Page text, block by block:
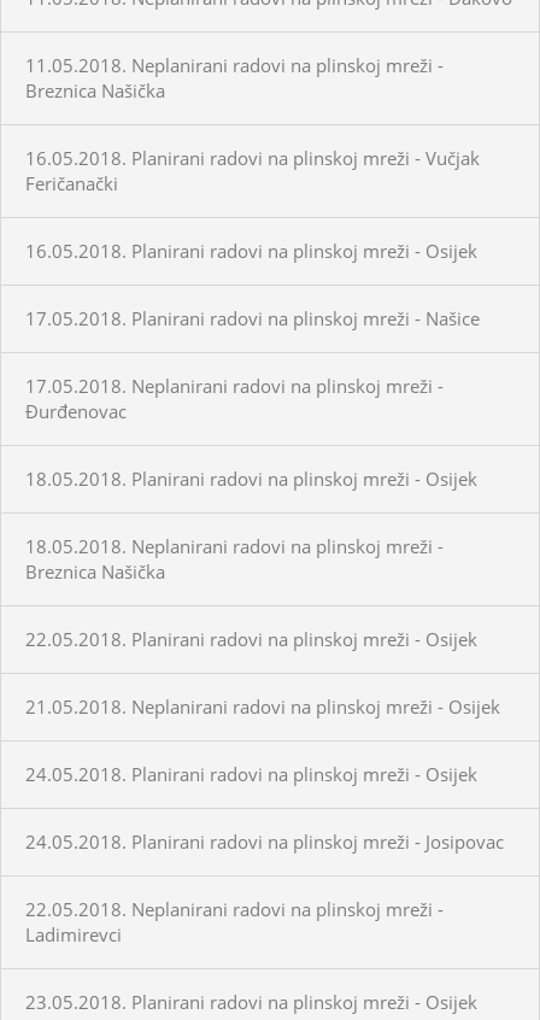
11.05.2018. Neplanirani radovi na plinskoj mreži -
Breznica Našička
16.05.2018. Planirani radovi na plinskoj mreži - Vučjak
Feričanački
16.05.2018. Planirani radovi na plinskoj mreži - Osijek
17.05.2018. Planirani radovi na plinskoj mreži - Našice
17.05.2018. Neplanirani radovi na plinskoj mreži -
Đurđenovac
18.05.2018. Planirani radovi na plinskoj mreži - Osijek
18.05.2018. Neplanirani radovi na plinskoj mreži -
Breznica Našička
22.05.2018. Planirani radovi na plinskoj mreži - Osijek
21.05.2018. Neplanirani radovi na plinskoj mreži - Osijek
24.05.2018. Planirani radovi na plinskoj mreži - Osijek
24.05.2018. Planirani radovi na plinskoj mreži - Josipovac
22.05.2018. Neplanirani radovi na plinskoj mreži -
Ladimirevci
23.05.2018. Planirani radovi na plinskoj mreži - Osijek